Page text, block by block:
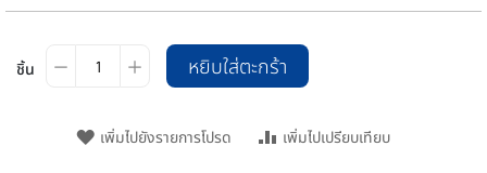
ชิ้น หยิบใส่ตะกร้า
เพิ่มไปยังรายการโปรด เพิ่มไปเปรียบเทียบ